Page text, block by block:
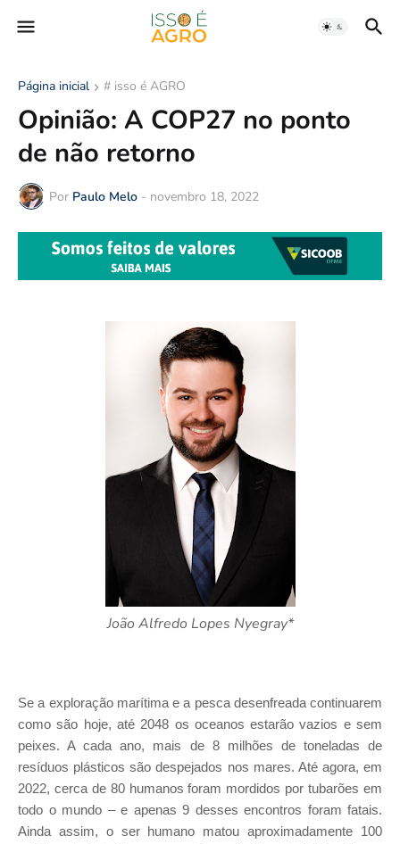
Página inicial # isso é AGRO
Opinião: A COP27 no ponto
de não retorno
Por Paulo Melo - novembro 18, 2022
João Alfredo Lopes Nyegray*
Se a exploração marítima e a pesca desenfreada continuarem
como são hoje, até 2048 os oceanos estarão vazios e sem
peixes. A cada ano, mais de 8 milhões de toneladas de
resíduos plásticos são despejados nos mares. Até agora, em
2022, cerca de 80 humanos foram mordidos por tubarões em
todo o mundo – e apenas 9 desses encontros foram fatais.
Ainda assim, o ser humano matou aproximadamente 100